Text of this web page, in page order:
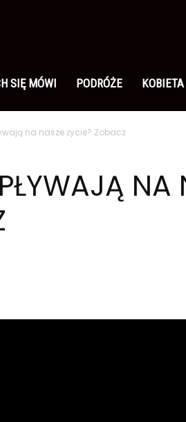
SIĘ MÓWI PODRÓŻE KOBIETA
na nasze życie? Zobacz
NA